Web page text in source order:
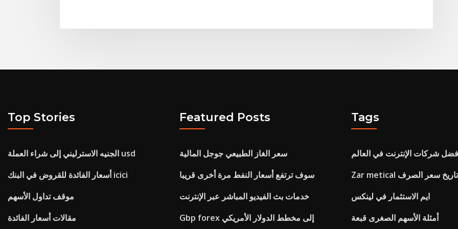
Top Stories
الجنيه الاسترليني إلى شراء العملة usd
أسعار الفائدة للقروض في البنك icici
موقف تداول الأسهم
مقالات أسعار الفائدة
Featured Posts
سعر الغاز الطبيعي جوجل المالية
سوف ترتفع أسعار النفط مرة أخرى قريبا
خدمات بث الفيديو المباشر عبر الإنترنت
Gbp forex إلى مخطط الدولار الأمريكي
Tags
شركات الإنترنت في العالم
Zar metical تاريخ سعر الصرف
ايم الاستثمار في لينكس
أمثلة الأسهم الصغرى قبعة